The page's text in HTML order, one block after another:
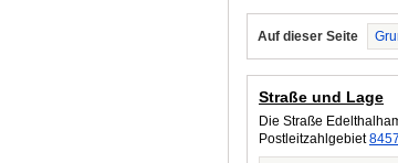
Auf dieser Seite
Straße und Lage
Die Straße
Postleitzahlgebiet